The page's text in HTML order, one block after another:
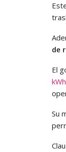
de
El
kWh
Su